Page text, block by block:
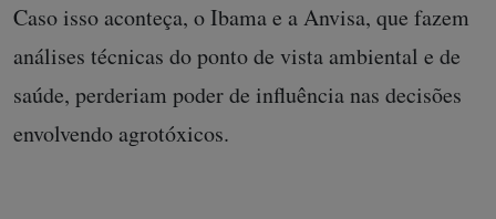
Caso isso aconteça, o Ibama e a Anvisa, que fazem
análises técnicas do ponto de vista ambiental e de
saúde, perderiam poder de influência nas decisões
envolvendo agrotóxicos.